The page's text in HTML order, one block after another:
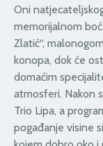
Oni
memorijalnom
Zlatić“,
konopa, dok će
domaćim
atmosferi. Nakon
Trio Lipa, a
pogađanje visine